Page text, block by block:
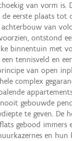
van vorm is.
eerste plaats tot
van
ontstond
binnentuin met
tennisveld en
van open
complex
gebouwde
te geven. De
gebood immers
en hun